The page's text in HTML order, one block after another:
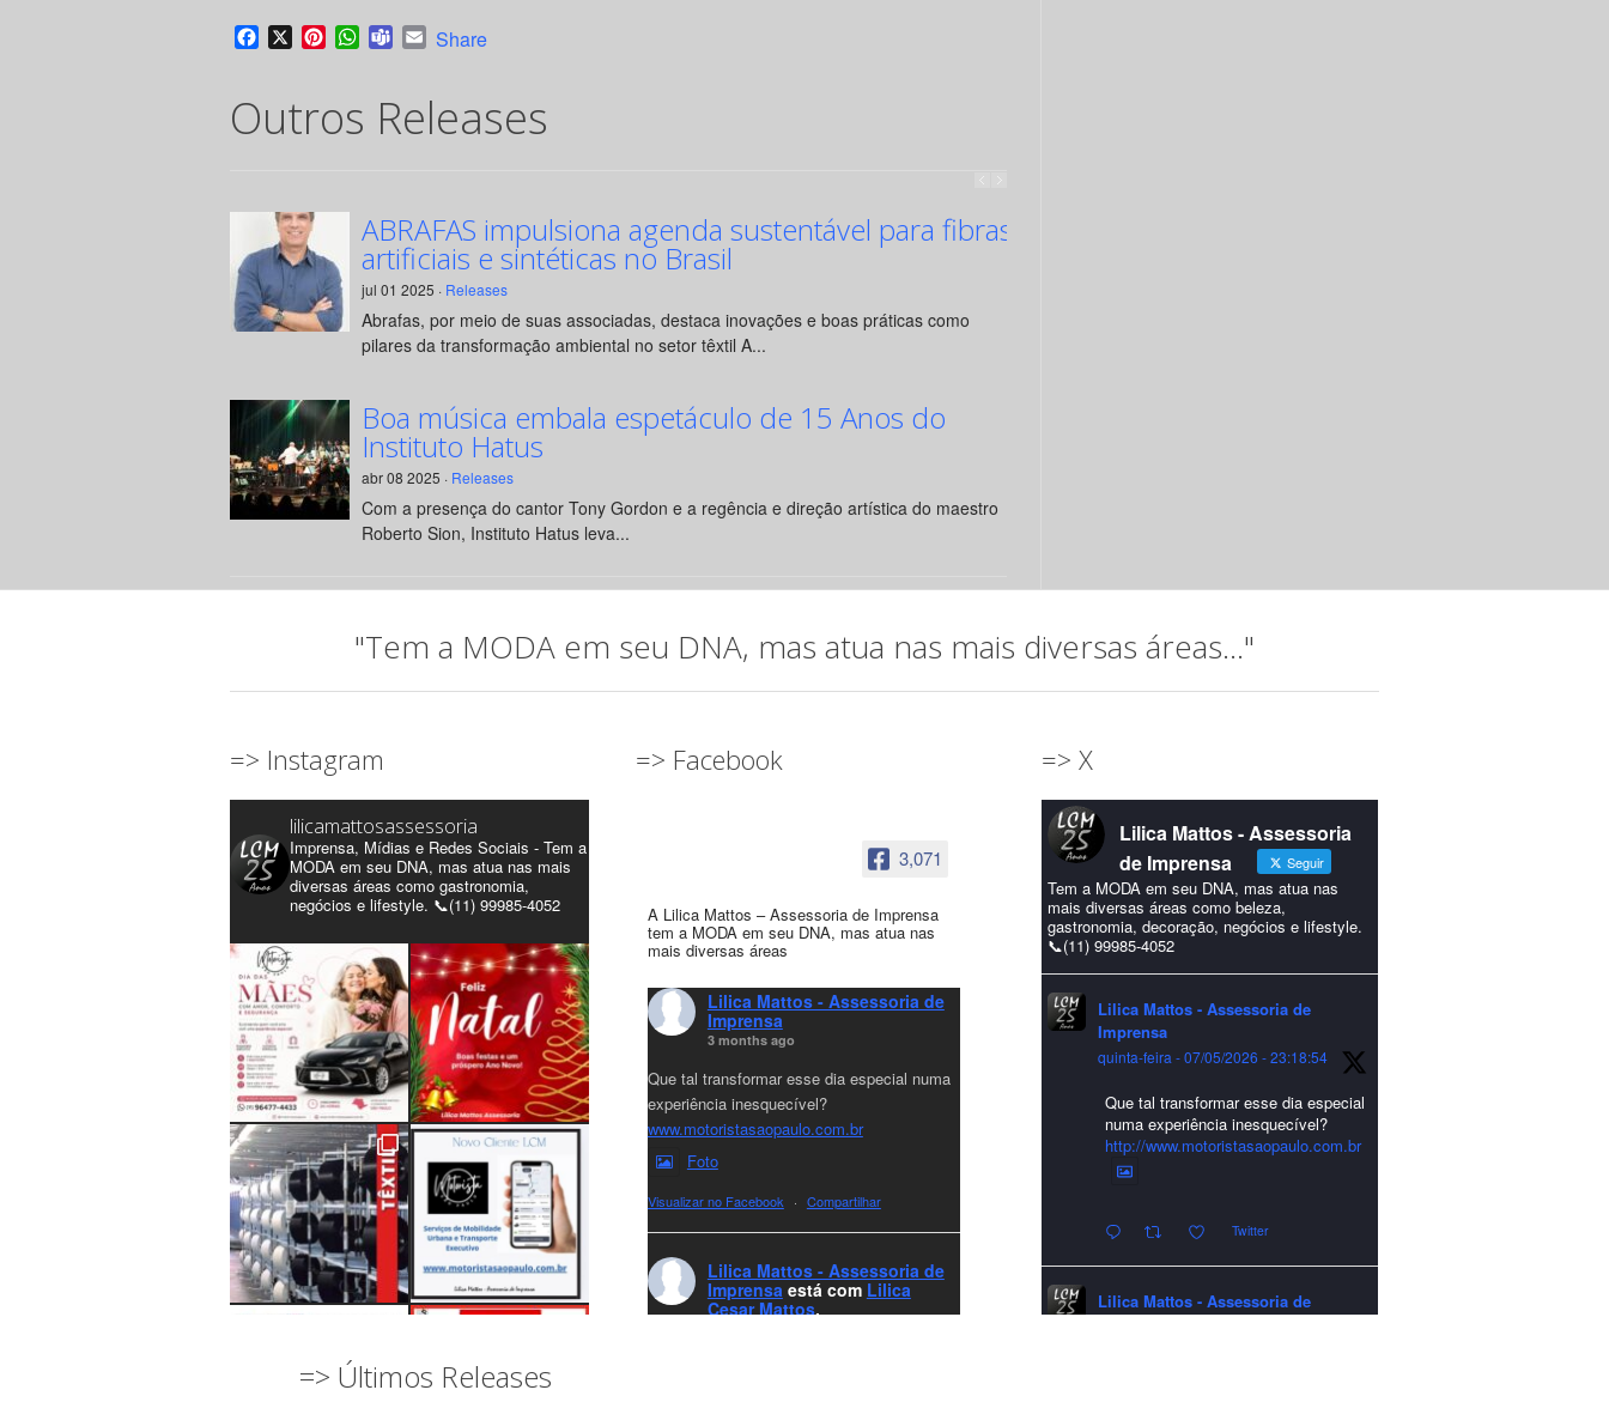
Facebook
X PinterestWhatsApp
TeamsEmail
Share
Outros Releases
ABRAFAS impulsiona agenda sustentável para fibras
artificiais e sintéticas no Brasil
jul 01 2025 · Releases
Abrafas, por meio de suas associadas, destaca inovações e boas práticas como
pilares da transformação ambiental no setor têxtil A...
Boa música embala espetáculo de 15 Anos do
Instituto Hatus
abr 08 2025 · Releases
Com a presença do cantor Tony Gordon e a regência e direção artística do maestro
Roberto Sion, Instituto Hatus leva...
"Tem a MODA em seu DNA, mas atua nas mais diversas áreas..."
=> Instagram
lilicamattosassessoria
Imprensa, Mídias e Redes Sociais - Tem a
MODA em seu DNA, mas atua nas mais
diversas áreas como gastronomia,
negócios e lifestyle. 📞(11) 99985-4052
=> Facebook
3,071
A Lilica Mattos – Assessoria de Imprensa
tem a MODA em seu DNA, mas atua nas
mais diversas áreas
Lilica Mattos - Assessoria de
Imprensa
3 months ago
Que tal transformar esse dia especial numa
experiência inesquecível?
www.motoristasaopaulo.com.br
Foto
Visualizar no Facebook · Compartilhar
Lilica Mattos - Assessoria de
Imprensa está com Lilica
Cesar Mattos.
=> X
Lilica Mattos - Assessoria
de Imprensa
Seguir
Tem a MODA em seu DNA, mas atua nas
mais diversas áreas como beleza,
gastronomia, decoração, negócios e lifestyle.
📞(11) 99985-4052
Lilica Mattos - Assessoria de
Imprensa
quinta-feira - 07/05/2026 - 23:18:54
Que tal transformar esse dia especial
numa experiência inesquecível?
http://www.motoristasaopaulo.com.br
Twitter
Lilica Mattos - Assessoria de
=> Últimos Releases